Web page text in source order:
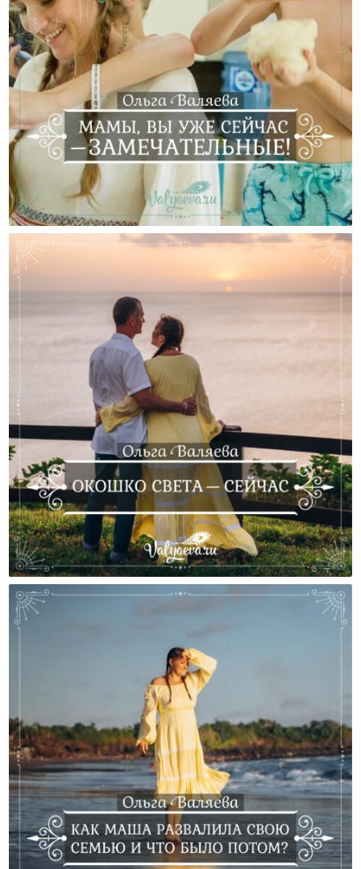
Мамы, Вы Уже Сейчас – Замечательные!
Окошко Света — Сейчас